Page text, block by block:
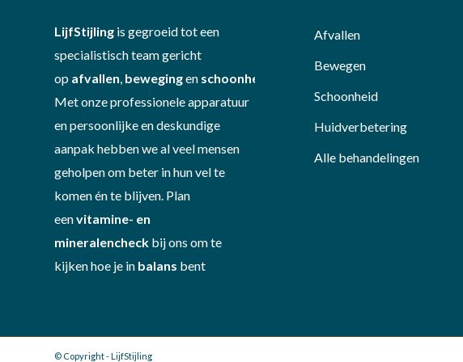
LijfStijling is gegroeid tot een
specialistisch team gericht
op afvallen, bewegingen schoonheid
Met onze professionele apparatuur
en persoonlijke en deskundige
aanpak hebben we al veel mensen
geholpen om beter in hun vel te
komen én te blijven. Plan
eenvitamine- en
mineralencheck bij ons om te
kijken hoe je in balans bent
Afvallen
Bewegen
Schoonheid
Huidverbetering
Alle behandelingen
© Copyright - LijfStijling